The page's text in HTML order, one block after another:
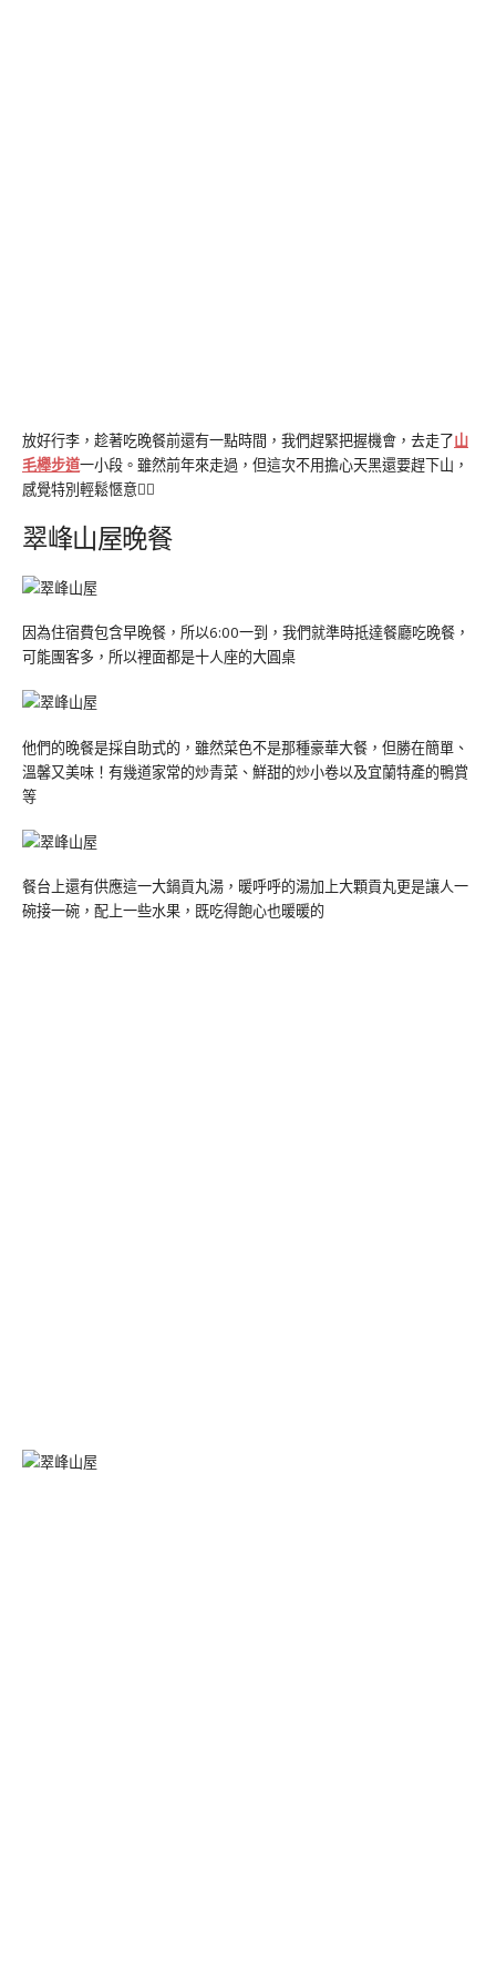
放好行李，趁著吃晚餐前還有一點時間，我們趕緊把握機會，去走了山
毛櫸步道一小段。雖然前年來走過，但這次不用擔心天黑還要趕下山，
感覺特別輕鬆愜意🚶‍♀️
翠峰山屋晚餐
因為住宿費包含早晚餐，所以6:00一到，我們就準時抵達餐廳吃晚餐，
可能團客多，所以裡面都是十人座的大圓桌
他們的晚餐是採自助式的，雖然菜色不是那種豪華大餐，但勝在簡單、
溫馨又美味！有幾道家常的炒青菜、鮮甜的炒小卷以及宜蘭特產的鴨賞
等
餐台上還有供應這一大鍋貢丸湯，暖呼呼的湯加上大顆貢丸更是讓人一
碗接一碗，配上一些水果，既吃得飽心也暖暖的